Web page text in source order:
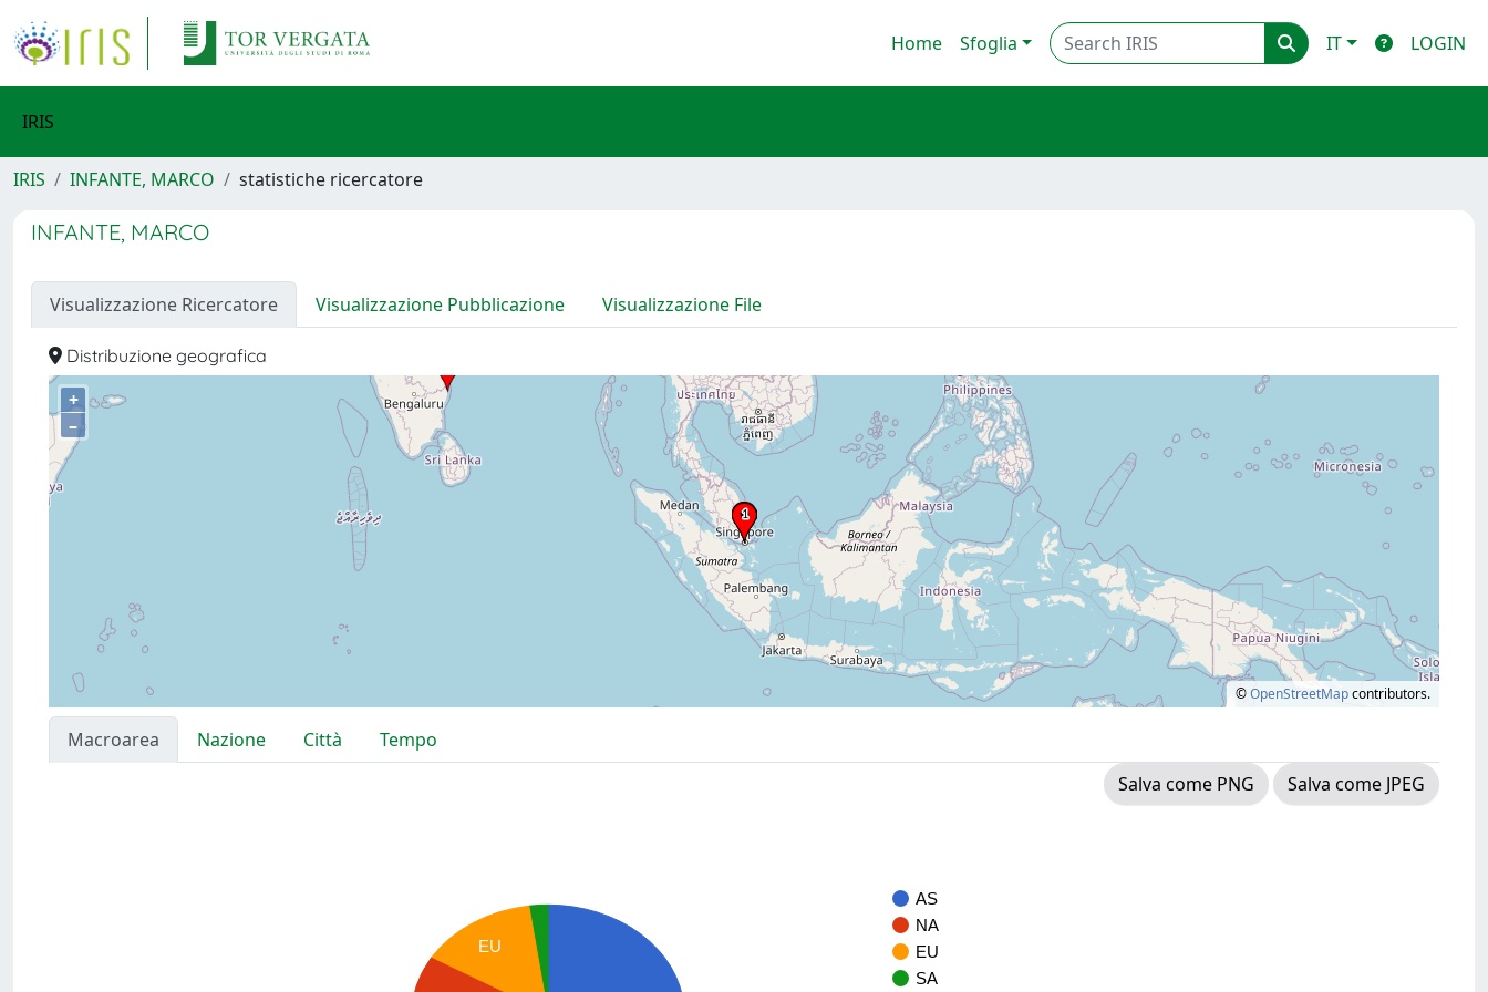
Home Sfoglia IT LOGIN
IRIS
IRIS INFANTE, MARCO statistiche ricercatore
INFANTE, MARCO
Visualizzazione Ricercatore Visualizzazione Pubblicazione Visualizzazione File
Distribuzione geografica
+
–
©OpenStreetMapcontributors.
Macroarea Nazione Città
Tempo
Salva come PNG
Salva come JPEG
AS
NA
EU
SA
EU